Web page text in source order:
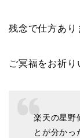
残念で仕方あり
ご冥福をお祈り
楽天の星野
とが分かっ